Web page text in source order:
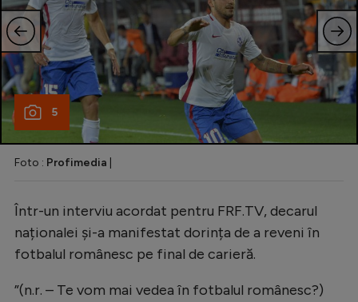
5
Foto : Profimedia
Într-un interviu acordat pentru FRF.TV, decarul
naționalei și-a manifestat dorința de a reveni în
fotbalul românesc pe final de carieră.
”(n.r. – Te vom mai vedea în fotbalul românesc?)